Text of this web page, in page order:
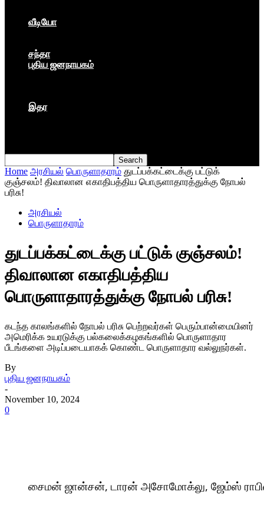
வீடியோ
சந்தா
புதிய ஜனநாயகம்
இதர
Home அரசியல் பொருளாதாரம் துடப்பக்கட்டைக்கு பட்டுக்
குஞ்சலம்! திவாலான எகாதிபத்திய பொருளாதாரத்துக்கு நோபல்
பரிசு!
அரசியல்
பொருளாதாரம்
துடப்பக்கட்டைக்கு பட்டுக் குஞ்சலம்!
திவாலான எகாதிபத்திய
பொருளாதாரத்துக்கு நோபல் பரிசு!
கடந்த காலங்களில் நோபல் பரிசு பெற்றவர்கள் பெரும்பான்மையினர்
அமெரிக்க உயரடுக்கு பல்கலைக்கழகங்களில் பொருளாதார
பீடங்களை அடிப்படையாகக் கொண்ட பொருளாதார வல்லுநர்கள்.
By
புதிய ஜனநாயகம்
-
November 10, 2024
0
சைமன் ஜான்சன், டாரன் அசோமோக்லு, ஜேம்ஸ்